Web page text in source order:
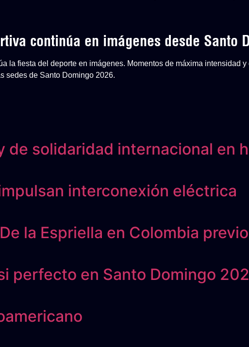
continúa en imágenes desde Santo
la fiesta del deporte en imágenes. Momentos de máxima intensidad
sedes de Santo Domingo 2026.
de solidaridad internacional en
interconexión eléctrica
la Espriella en Colombia
perfecto en Santo Domingo